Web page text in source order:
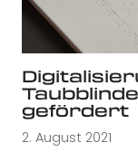
gefördert
2. August 2021